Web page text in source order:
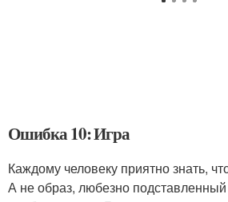
Ошибка 10: Игра
Каждому человеку приятно знать,
А не образ, любезно